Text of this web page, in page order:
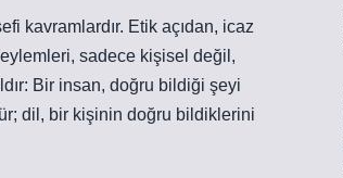
kavramlardır. Etik açıdan, icaz
sadece kişisel değil,
Bir insan, doğru bildiği şeyi
dil, bir kişinin doğru bildiklerini